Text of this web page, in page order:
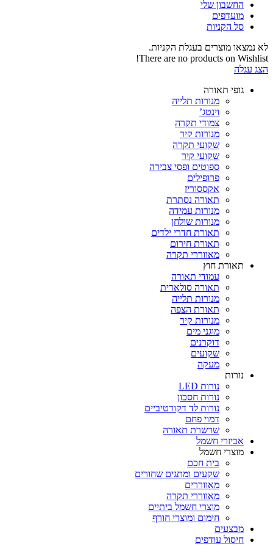
החשבון שלי‬
‫מועדפים‬‬
סל הקניות
לא נמצאו מוצרים בעגלת הקניות.
There are no products on Wishlist!
הצג עגלה
גופי תאורה
מנורות תלייה
וינטג’
צמודי תקרה
מנורות קיר
שקועי תקרה
שקועי קיר
ספוטים ופסי צבירה
פרופילים
אקססוריז
תאורה נסתרת
מנורות עמידה
מנורות שולחן
תאורת חדרי ילדים
תאורת חירום
מאווררי תקרה
תאורת חוץ
עמודי תאורה
תאורה סולארית
מנורות תלייה
תאורת הצפה
מנורות קיר
מוגני מים
דוקרנים
שקועים
מעקה
נורות
נורות LED
נורות חסכון
נורות לד דקורטיביים
דמוי פחם
שרשרת תאורה
אביזרי חשמל
מוצרי חשמל
בית חכם
שקעים ומתגים שחורים
מאווררים
מאווררי תקרה
מוצרי חשמל ביתיים
חימום ומוצרי חורף
מבצעים
חיסול עודפים